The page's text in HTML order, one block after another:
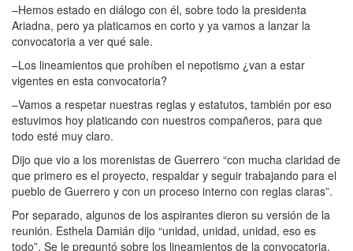
–Hemos estado en diálogo con él, sobre todo la presidenta
Ariadna, pero ya platicamos en corto y ya vamos a lanzar la
convocatoria a ver qué sale.
–Los lineamientos que prohíben el nepotismo ¿van a estar
vigentes en esta convocatoria?
–Vamos a respetar nuestras reglas y estatutos, también por eso
estuvimos hoy platicando con nuestros compañeros, para que
todo esté muy claro.
Dijo que vio a los morenistas de Guerrero “con mucha claridad de
que primero es el proyecto, respaldar y seguir trabajando para el
pueblo de Guerrero y con un proceso interno con reglas claras”.
Por separado, algunos de los aspirantes dieron su versión de la
reunión. Esthela Damián dijo “unidad, unidad, unidad, eso es
todo”. Se le preguntó sobre los lineamientos de la convocatoria,